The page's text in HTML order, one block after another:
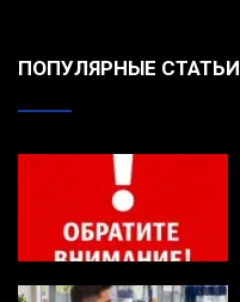
ПОПУЛЯРНЫЕ СТАТЬИ